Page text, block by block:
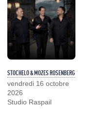
STOCHELO & MOZES ROSENBERG
vendredi 16 octobre
2026
Studio Raspail